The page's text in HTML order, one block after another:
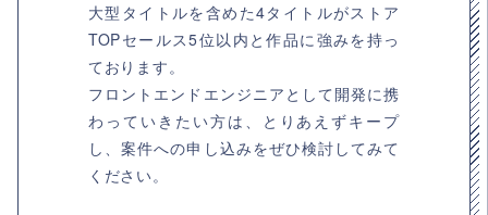
大型タイトルを含めた4タイトルがストア
TOPセールス5位以内と作品に強みを持っ
ております。
フロントエンドエンジニアとして開発に携
わっていきたい方は、とりあえずキープ
し、案件への申し込みをぜひ検討してみて
ください。